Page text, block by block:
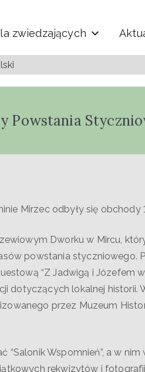
Przyrody i
zwiedzających
Powstania
Mirzec odbyły się
Dworku w Mircu,
powstania styczniowego.
“Z Jadwigą i Józefem
dotyczących lokalnej historii.
przez Muzeum
“Salonik Wspomnień”, a w
rekwizytów i